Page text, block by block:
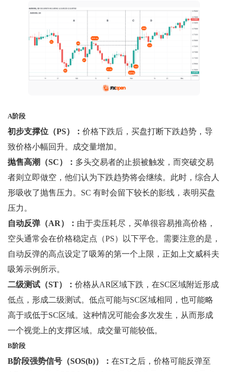
A阶段
初步支撑位（PS）： 价格下跌后，买盘打断下跌趋势，导
致价格小幅回升。成交量增加。
抛售高潮（SC）： 多头交易者的止损被触发，而突破交易
者则立即做空，他们认为下跌趋势将会继续。此时，综合人
形吸收了抛售压力。SC 有时会留下较长的影线，表明买盘
压力。
自动反弹（AR）： 由于卖压耗尽，买单很容易推高价格，
空头通常会在价格稳定点（PS）以下平仓。需要注意的是，
自动反弹的高点设定了吸筹的第一个上限，正如上文威科夫
吸筹示例所示。
二级测试（ST）： 价格从AR区域下跌，在SC区域附近形成
低点，形成二级测试。低点可能与SC区域相同，也可能略
高于或低于SC区域。这种情况可能会多次发生，从而形成
一个视觉上的支撑区域。成交量可能较低。
B阶段
B阶段强势信号（SOS(b)）： 在ST之后，价格可能反弹至